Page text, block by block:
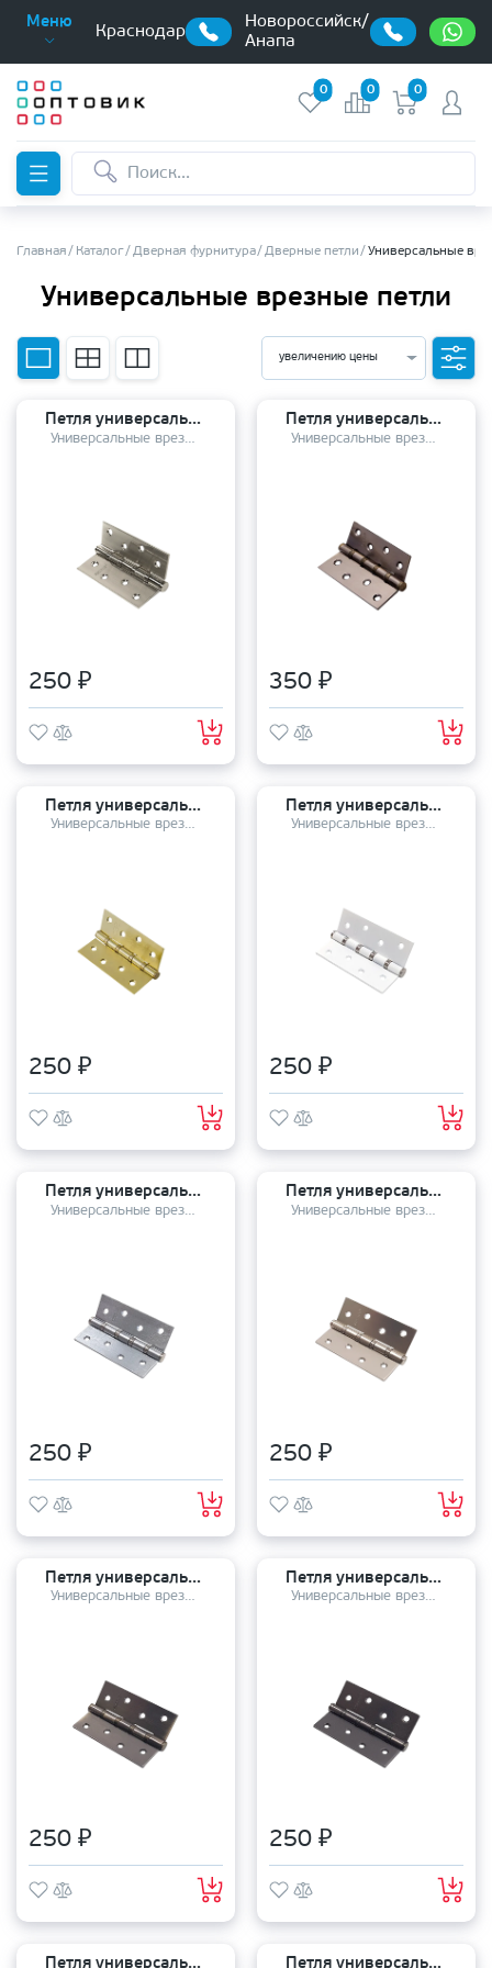
Меню
Краснодар
Новороссийск/
Анапа
0 0 0
Главная Каталог Дверная фурнитура Дверные петли Универсальные
Универсальные врезные петли
увеличению цены
Петля универсальная PUERTO 100-4S 100*75*2,5 SN
Универсальные врезные петли
250 ₽
Петля универсальная RENZ (100*75*2.5) 100-4BB FH MAB
Универсальные врезные петли
350 ₽
Петля универсальная PUERTO 100-4S 100*75*2,5 SB
Универсальные врезные петли
250 ₽
Петля универсальная PUERTO 100-4S 100*75*2,5 SW/CP
Универсальные врезные петли
250 ₽
Петля универсальная PUERTO 100-4S 100*75*2,5 SSC
Универсальные врезные петли
250 ₽
Петля универсальная PUERTO 100-4S 100*75*2,5 MSN
Универсальные врезные петли
250 ₽
Петля универсальная PUERTO 100-4S 100*75*2,5 MAB
Универсальные врезные петли
250 ₽
Петля универсальная PUERTO 100-4S 100*75*2,5 MBN
Универсальные врезные петли
250 ₽
Петля универсальная PUERTO 100-4S 100*75*2,5 CF Петля универсальная PUERTO 100-4S 100*75*2,5 BN